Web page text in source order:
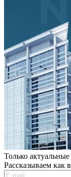
Только
Рассказываем как